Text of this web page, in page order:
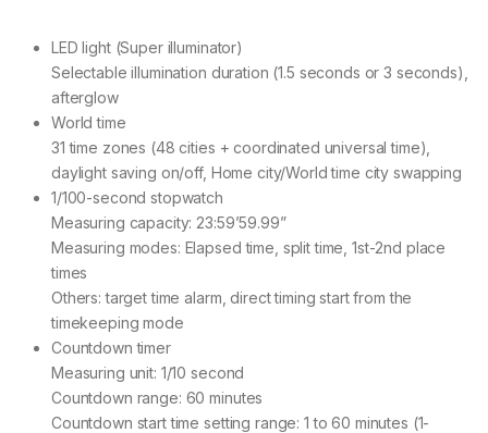
LED light (Super illuminator)
Selectable illumination duration (1.5 seconds or 3 seconds),
afterglow
World time
31 time zones (48 cities + coordinated universal time),
daylight saving on/off, Home city/World time city swapping
1/100-second stopwatch
Measuring capacity: 23:59’59.99”
Measuring modes: Elapsed time, split time, 1st-2nd place
times
Others: target time alarm, direct timing start from the
timekeeping mode
Countdown timer
Measuring unit: 1/10 second
Countdown range: 60 minutes
Countdown start time setting range: 1 to 60 minutes (1-